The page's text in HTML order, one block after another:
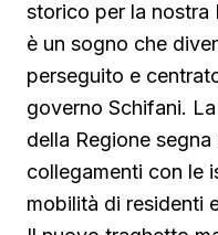
storico per la nostra
è un sogno che
perseguito e
governo Schifani.
della Regione
collegamenti con le
mobilità di residenti